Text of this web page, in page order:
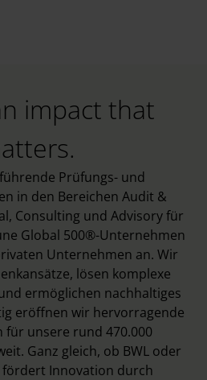
impact that
Prüfungs- und
in den Bereichen Audit &
Consulting und Advisory für
Global 500®-Unternehmen
Unternehmen an. Wir
lösen komplexe
ermöglichen nachhaltiges
eröffnen wir hervorragende
für unsere rund 470.000
Ganz gleich, ob BWL oder
fördert Innovation durch